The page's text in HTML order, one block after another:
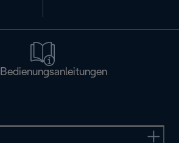
Bedienungsanleitungen